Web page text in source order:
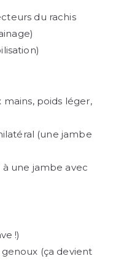
du rachis
mains, poids léger,
(une jambe
une jambe avec
!)
(ça devient